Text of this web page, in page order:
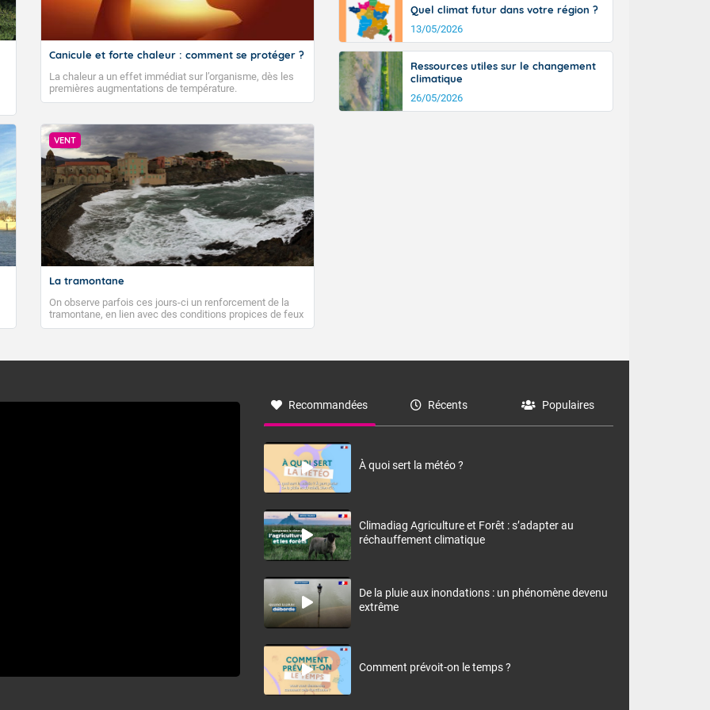
Canicule et forte chaleur : comment se protéger ?
La chaleur a un effet immédiat sur l’organisme, dès les
premières augmentations de température.
VENT
La tramontane
On observe parfois ces jours-ci un renforcement de la
tramontane, en lien avec des conditions propices de feux
de forêt. Mais qu'est-ce que la tramontane ? Quelles sont
à nord-ouest, dans un secteur qui part du Roussillon à la
monts, en allusion aux régions montagneuses d’où
Quel climat futur dans votre région ?
13/05/2026
Ressources utiles sur le changement
climatique
26/05/2026
Recommandées Récents Populaires
À quoi sert la météo ?
Climadiag Agriculture et Forêt : s’adapter au
réchauffement climatique
De la pluie aux inondations : un phénomène devenu
extrême
Comment prévoit-on le temps ?